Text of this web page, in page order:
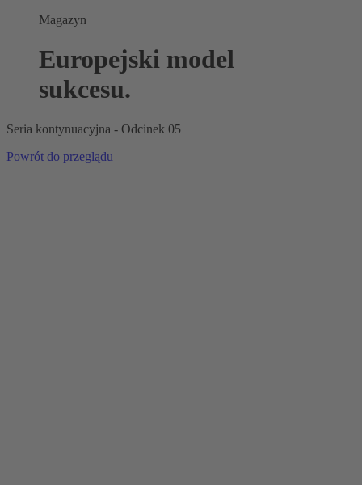
Magazyn
Europejski model
sukcesu.
Seria kontynuacyjna - Odcinek 05
Powrót do przeglądu